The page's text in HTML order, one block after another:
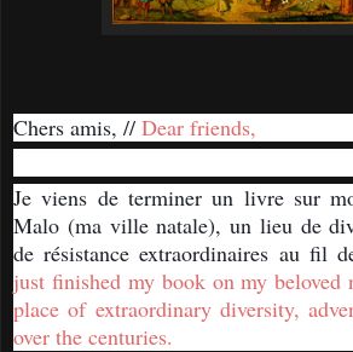
Chers amis, // Dear friends,
Je viens de terminer un livre sur
Malo (ma ville natale), un lieu de
de résistance extraordinaires au fil
just finished my book on my beloved
place of extraordinary diversity,
over the centuries.